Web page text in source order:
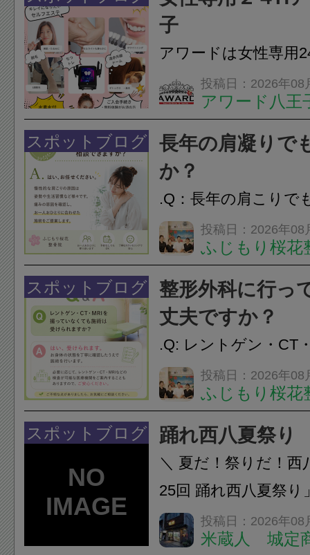
子
アワードは女性専用
フエステを 思いっ
開催中
投稿日：2026年08
アワード八王
24時間ジム&
脱毛
スポットブログ
長年の肩凝りで
か？
.Q：長年の肩こりで
か？A：はい、お任
性的な肩こりの原因
慣など様々です。痛
し、お一人おひとり
をご提案します。.#
投稿日：2026年08
ふじもり桜花
スポットブログ
整形外科に行っ
丈夫ですか？
.Q: レントゲン・CT
いなくても施術は受
A: はい、受けられま
態を丁寧に確認した
います。必要に応じ
ン・CT・MRIなどの
投稿日：2026年08
ふじもり桜花
スポットブログ 踊れ西八夏祭り
＼ 夏だ！祭りだ！西
25回 踊れ西八夏祭
てくる！ 伝統の【阿
情熱の【よさこいソ
投稿日：2026年08
米蔵人 城定